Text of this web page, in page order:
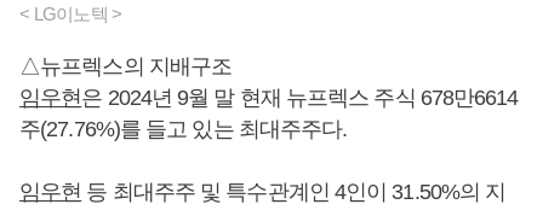
< LG이노텍 >
△뉴프렉스의 지배구조
임우현은 2024년 9월 말 현재 뉴프렉스 주식 678만6614
주(27.76%)를 들고 있는 최대주주다.
임우현 등 최대주주 및 특수관계인 4인이 31.50%의 지